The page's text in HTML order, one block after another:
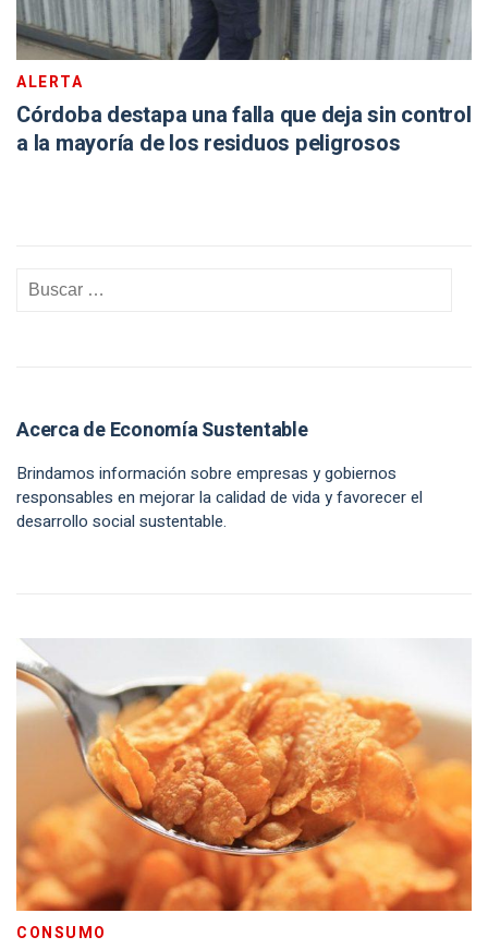
ALERTA
Córdoba destapa una falla que deja sin control
a la mayoría de los residuos peligrosos
Acerca de Economía Sustentable
Brindamos información sobre empresas y gobiernos
responsables en mejorar la calidad de vida y favorecer el
desarrollo social sustentable.
CONSUMO